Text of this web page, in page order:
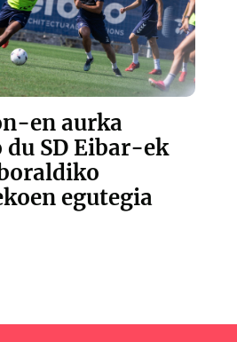
en aurka
SD Eibar-ek
egutegia